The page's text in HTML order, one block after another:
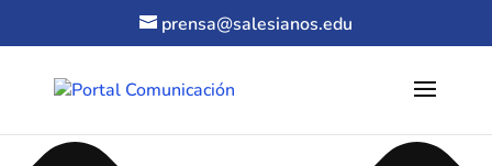
Gestionar el consentimiento de las cookies
prensa@salesianos.edu